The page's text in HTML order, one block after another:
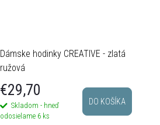
Dámske hodinky CREATIVE - zlatá
ružová
€29,70
Skladom - hneď
odosielame 6 ks
DO KOŠÍKA